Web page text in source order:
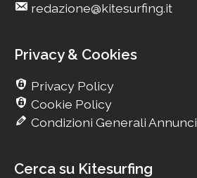
redazione@kitesurfing.it
Privacy & Cookies
Privacy Policy
Cookie Policy
Condizioni Generali Annunci
Cerca su Kitesurfing